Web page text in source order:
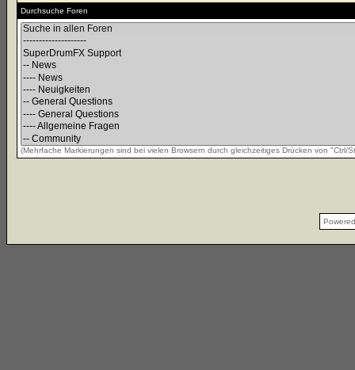
Durchsuche Foren
(Mehrfache Markierungen sind bei vielen Browsern durch gleichzeitiges Drücken von "Ctrl/